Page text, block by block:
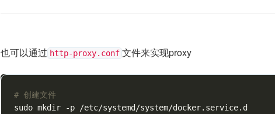
也可以通过 http-proxy.conf 文件来实现proxy
# 创建文件
sudo mkdir -p /etc/systemd/system/docker.service.d